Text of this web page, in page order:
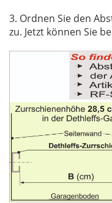
3. Ordnen Sie den
zu. Jetzt können Sie